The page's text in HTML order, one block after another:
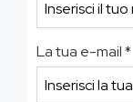
La tua e-mail*